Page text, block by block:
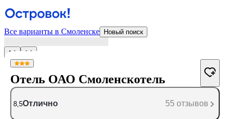
Все варианты в Смоленске Новый поиск
Отель ОАО Смоленскотель
8,5Отлично 55 отзывов